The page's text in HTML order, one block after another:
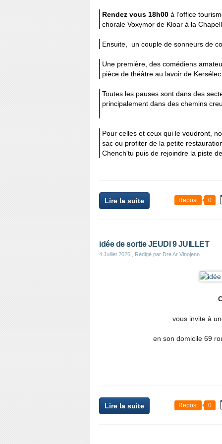
Rendez vous 18h00 à l’office
chorale Voxymor de Kloar à la
Ensuite, un couple de sonneurs de
Une première, des comédiens
pièce de théâtre au lavoir de
Toutes les pauses sont dans des
principalement dans des chemins
Pour celles et ceux qui le voudront,
sac ou profiter de la petite
Chench'tu puis de rejoindre la piste
Lire la suite Repost 0
idée de sortie JEUDI 9 JUILLET
4 Juillet 2026 , Rédigé par Dre Ar Vinojenn
vous invite à
en son domicile 69
Lire la suite Repost 0